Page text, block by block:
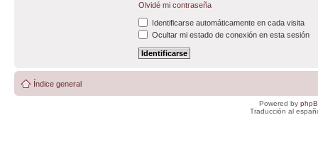
Olvidé mi contraseña
Identificarse automáticamente en cada visita
Ocultar mi estado de conexión en esta sesión
Índice general
Powered by
Traducción al